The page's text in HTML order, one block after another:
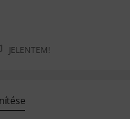
JELENTEM!